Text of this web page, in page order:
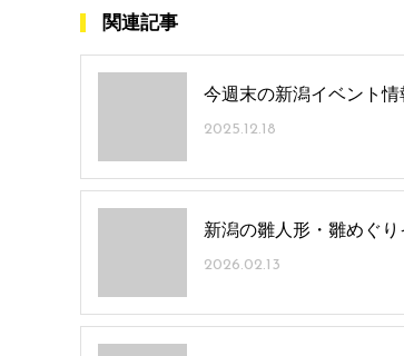
関連記事
今週末の新潟イベント
2025.12.18
新潟の雛人形・雛めぐ
2026.02.13